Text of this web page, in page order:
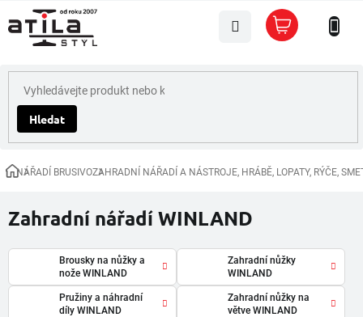
na
obsah
Hledat
Nákupní
košík
DomůNÁŘADÍ BRUSIVOZAHRADNÍ NÁŘADÍ A NÁSTROJE, HRÁBĚ, LOPATY, RÝČE,
Zahradní nářadí WINLAND
Brousky na nůžky a
nože WINLAND
Zahradní nůžky
WINLAND
Pružiny a náhradní
díly WINLAND
Zahradní nůžky na
větve WINLAND